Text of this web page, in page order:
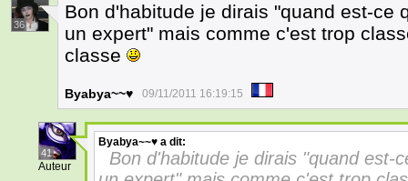
36
Bon d'habitude je dirais "quand est-ce
un expert" mais comme c'est trop
classe
Byabya~~♥ 09/11/2011 16:19:15
41
Auteur
Byabya~~♥ a dit:
Bon d'habitude je dirais "quand est-